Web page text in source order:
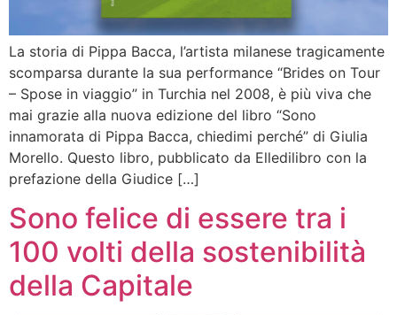
La storia di Pippa Bacca, l’artista milanese tragicamente
scomparsa durante la sua performance “Brides on Tour
– Spose in viaggio” in Turchia nel 2008, è più viva che
mai grazie alla nuova edizione del libro “Sono
innamorata di Pippa Bacca, chiedimi perché” di Giulia
Morello. Questo libro, pubblicato da Elledilibro con la
prefazione della Giudice […]
Sono felice di essere tra i
100 volti della sostenibilità
della Capitale